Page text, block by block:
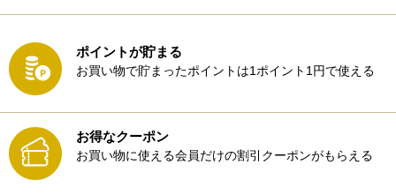
ポイントが貯まる
お買い物で貯まったポイントは1ポイント1円で使える
お得なクーポン
お買い物に使える会員だけの割引クーポンがもらえる